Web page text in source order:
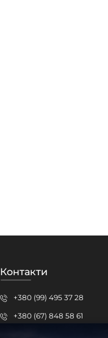
Контакти
+380 (99) 495 37 28
+380 (67) 848 58 61